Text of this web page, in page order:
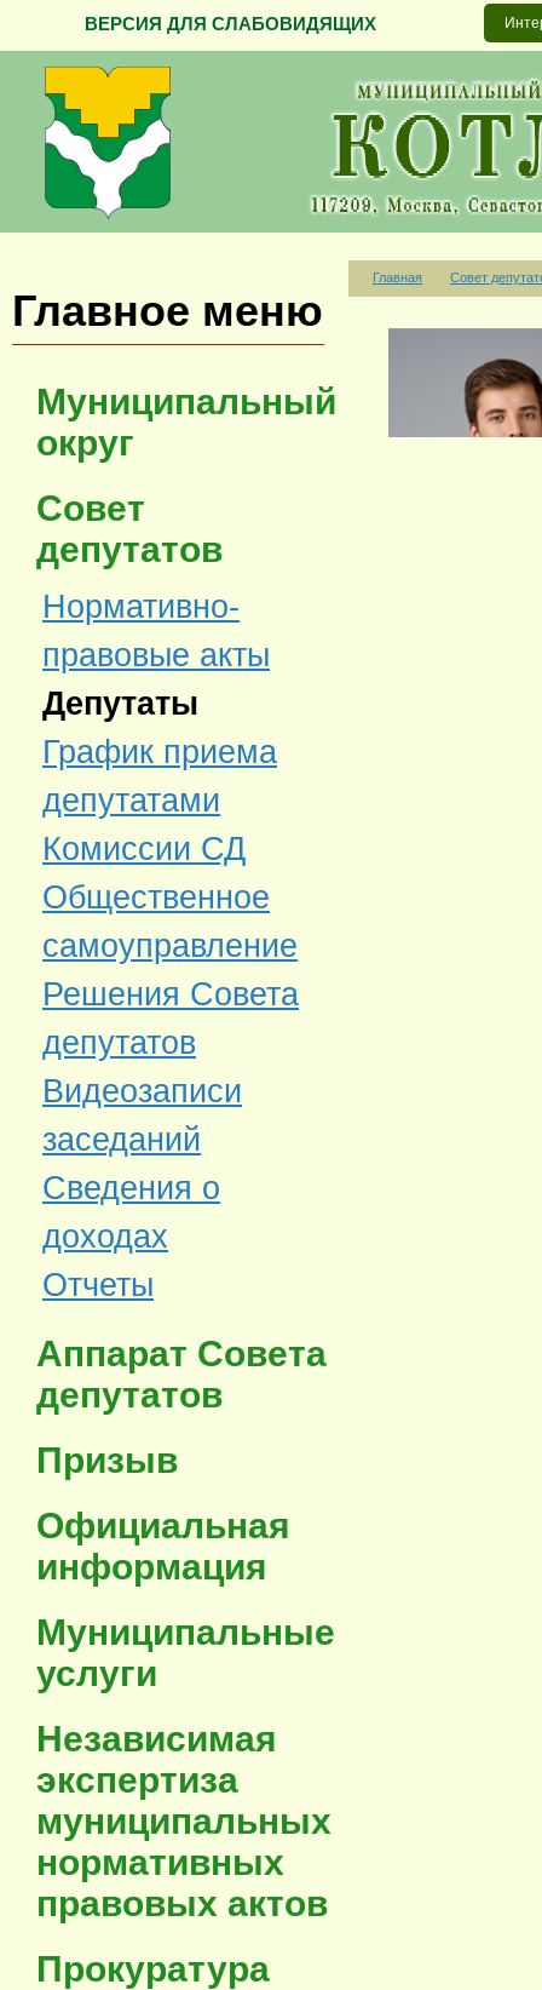
ВЕРСИЯ ДЛЯ СЛАБОВИДЯЩИХ
Главное меню
Муниципальный
округ
Совет
депутатов
Нормативно-
правовые акты
Депутаты
График приема
депутатами
Комиссии СД
Общественное
самоуправление
Решения Совета
депутатов
Видеозаписи
заседаний
Сведения о
доходах
Отчеты
Аппарат Совета
депутатов
Призыв
Официальная
информация
Муниципальные
услуги
Независимая
экспертиза
муниципальных
нормативных
правовых актов
Прокуратура
Главная Совет